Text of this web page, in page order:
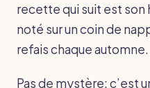
recette qui suit est son
noté sur un coin de
refais chaque automne.
Pas de mystère: c’est